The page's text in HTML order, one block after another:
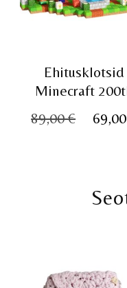
Ehitusklotsid
Minecraft
89,00€
Algne